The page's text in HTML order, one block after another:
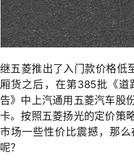
继五菱推出了入门款价格低
厢货之后，在第385批《
告》中上汽通用五菱汽车股
卡。按照五菱扬光的定价策
市场一些性价比震撼，那
呢？